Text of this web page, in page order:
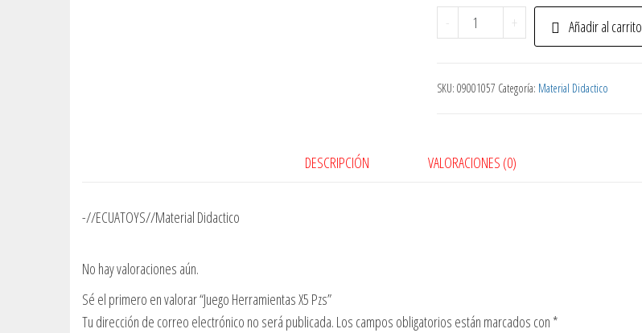
-
Juego
Herramientas
Pzs
+ Añadir al carrito
SKU: 09001057 Categoría: Material Didactico
DESCRIPCIÓN VALORACIONES (0)
-//ECUATOYS//Material Didactico
No hay valoraciones aún.
Sé el primero en valorar “Juego Herramientas X5 Pzs”
Tu dirección de correo electrónico no será publicada. Los campos obligatorios están marcados con *